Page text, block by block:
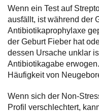
Wenn ein Test auf
ausfällt, ist während der
Antibiotikaprophylaxe
der Geburt Fieber hat
dessen Ursache unklar
Antibiotikagabe
Häufigkeit von
Wenn sich der Non-
Profil verschlechtert,